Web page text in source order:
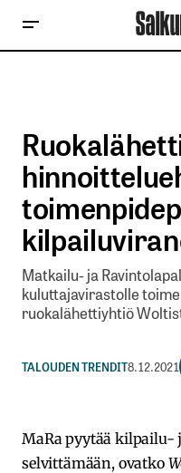
Matkailu- ja
kuluttajavirastolle
ruokalähettiyhtiö
TALOUDEN TRENDIT8.12.2021
MaRa pyytää kilpailu-
selvittämään, ovatko